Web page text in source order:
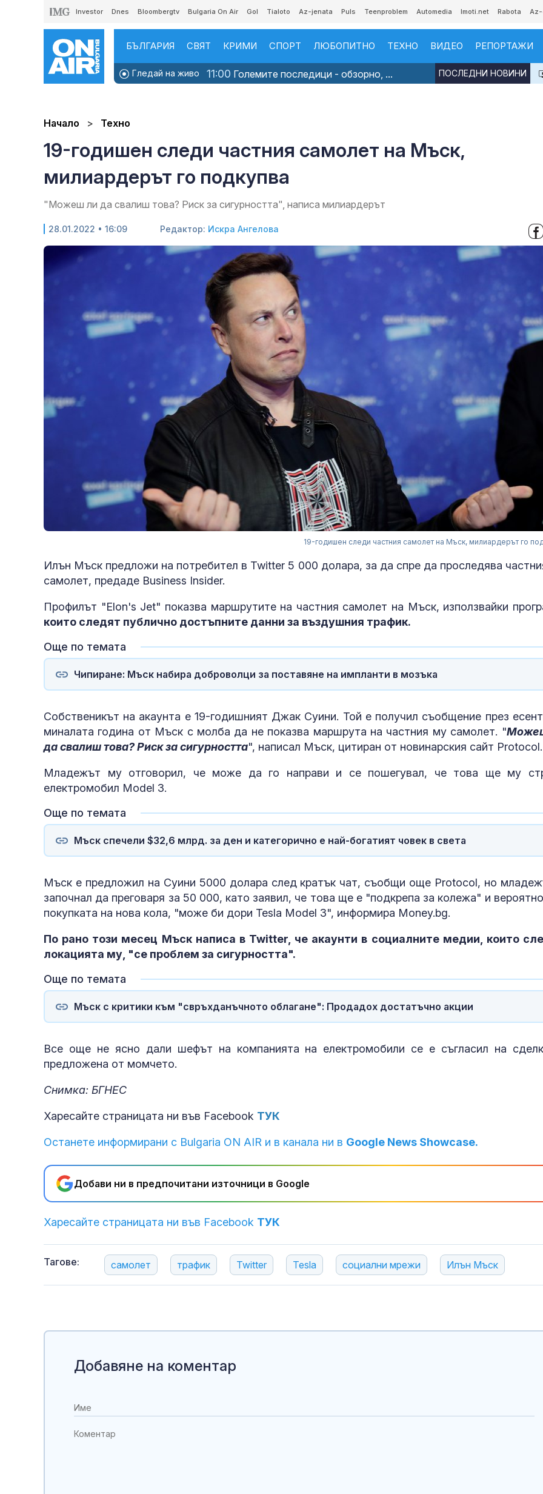
Investor Dnes Bloombergtv Bulgaria On Air Gol Tialoto Az-jenata Puls Teenproblem Automedia Imoti.net Rabota
БЪЛГАРИЯ СВЯТ КРИМИ СПОРТ ЛЮБОПИТНО ТЕХНО ВИДЕО РЕПОРТАЖИ
Гледай на живо 11:00 Големите последици - обзорно, ... ПОСЛЕДНИ НОВИНИ
Начало Техно
19-годишен следи частния самолет на Мъск,
милиардерът го подкупва
"Можеш ли да свалиш това? Риск за сигурността", написа милиардерът
28.01.2022 • 16:09 Редактор: Искра Ангелова
19-годишен следи частния самолет на Мъск, милиардерът го
Илън Мъск предложи на потребител в Twitter 5 000 долара, за да спре да проследява
самолет, предаде Business Insider.
Профилът "Elon's Jet" показва маршрутите на частния самолет на Мъск, използвайки
които следят публично достъпните данни за въздушния трафик.
Още по темата
Чипиране: Мъск набира доброволци за поставяне на импланти в мозъка
Собственикът на акаунта е 19-годишният Джак Суини. Той е получил съобщение през
миналата година от Мъск с молба да не показва маршрута на частния му самолет. "
да свалиш това? Риск за сигурността", написал Мъск, цитиран от новинарския сайт Protocol.
Младежът му отговорил, че може да го направи и се пошегувал, че това ще му
електромобил Model 3.
Още по темата
Мъск спечели $32,6 млрд. за ден и категорично е най-богатият човек в света
Мъск е предложил на Суини 5000 долара след кратък чат, съобщи още Protocol, но
започнал да преговаря за 50 000, като заявил, че това ще е "подкрепа за колежа" и
покупката на нова кола, "може би дори Tesla Model 3", информира Money.bg.
По рано този месец Мъск написа в Twitter, че акаунти в социалните медии, които
локацията му, "се проблем за сигурността".
Още по темата
Мъск с критики към "свръхданъчното облагане": Продадох достатъчно акции
Все още не ясно дали шефът на компанията на електромобили се е съгласил на
предложена от момчето.
Снимка: БГНЕС
Харесайте страницата ни във Facebook ТУК
Останете информирани с Bulgaria ON AIR и в канала ни в Google News Showcase.
Добави ни в предпочитани източници в Google
Харесайте страницата ни във Facebook ТУК
Тагове: самолет трафик Twitter Tesla социални мрежи Илън Мъск
В Кричим
за съдебните
на убития
техника се
край
фалшив флаг
Добавяне на коментар